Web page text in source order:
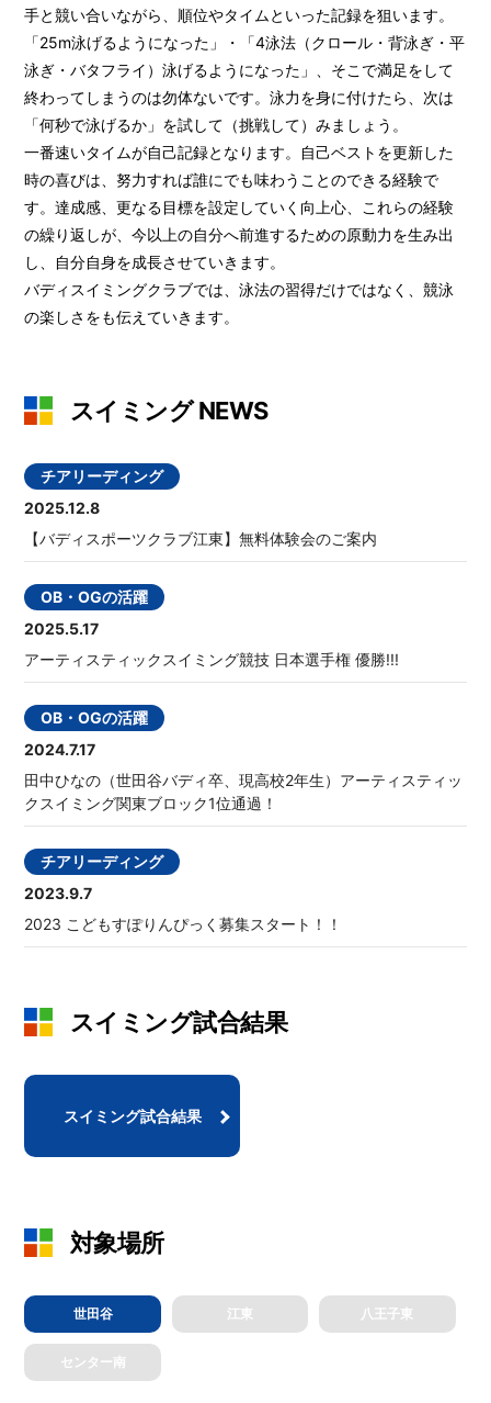
手と競い合いながら、順位やタイムといった記録を狙います。
「25m泳げるようになった」・「4泳法（クロール・背泳ぎ・平
泳ぎ・バタフライ）泳げるようになった」、そこで満足をして
終わってしまうのは勿体ないです。泳力を身に付けたら、次は
「何秒で泳げるか」を試して（挑戦して）みましょう。
一番速いタイムが自己記録となります。自己ベストを更新した
時の喜びは、努力すれば誰にでも味わうことのできる経験で
す。達成感、更なる目標を設定していく向上心、これらの経験
の繰り返しが、今以上の自分へ前進するための原動力を生み出
し、自分自身を成長させていきます。
バディスイミングクラブでは、泳法の習得だけではなく、競泳
の楽しさをも伝えていきます。
スイミング NEWS
チアリーディング
2025.12.8
【バディスポーツクラブ江東】無料体験会のご案内
OB・OGの活躍
2025.5.17
アーティスティックスイミング競技 日本選手権 優勝!!!
OB・OGの活躍
2024.7.17
田中ひなの（世田谷バディ卒、現高校2年生）アーティスティッ
クスイミング関東ブロック1位通過！
チアリーディング
2023.9.7
2023 こどもすぽりんぴっく募集スタート！！
スイミング試合結果
スイミング試合結果
対象場所
世田谷 江東 八王子東
センター南